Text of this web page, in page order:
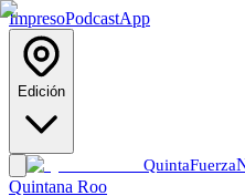
ImpresoPodcastApp
Edición
QuintaFuerza
Quintana Roo